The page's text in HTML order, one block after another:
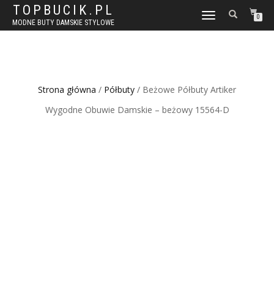
TOPBUCIK.PL
MODNE BUTY DAMSKIE STYLOWE
WŁĄCZ
NAWIGACJĘ
0
Strona główna / Półbuty / Beżowe Półbuty Artiker
Wygodne Obuwie Damskie – beżowy 15564-D